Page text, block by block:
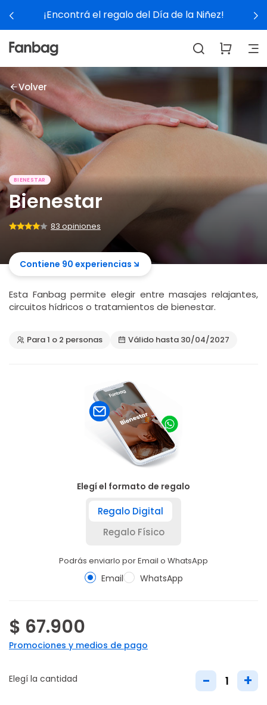
el regalo del Día de la Niñez!
Volver
BIENESTAR
Bienestar
83 opiniones
Contiene 90 experiencias
Esta Fanbag permite elegir entre masajes relajantes,
circuitos hídricos o tratamientos de bienestar.
Para 1 o 2 personas Válido hasta 30/04/2027
Elegí el formato de regalo
Regalo Digital
Regalo Físico
Podrás enviarlo por Email o WhatsApp
Email WhatsApp
$ 67.900
Promociones y medios de pago
Elegí la cantidad - +